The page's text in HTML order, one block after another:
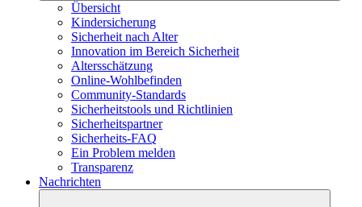
Übersicht
Kindersicherung
Sicherheit nach Alter
Innovation im Bereich Sicherheit
Altersschätzung
Online-Wohlbefinden
Community-Standards
Sicherheitstools und Richtlinien
Sicherheitspartner
Sicherheits-FAQ
Ein Problem melden
Transparenz
Nachrichten